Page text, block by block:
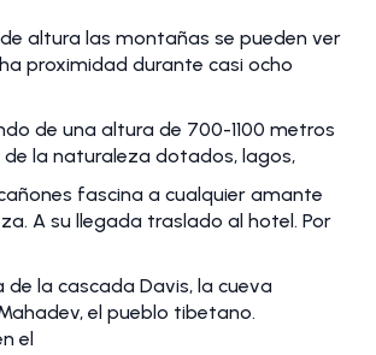
altura las montañas se pueden ver
proximidad durante casi ocho
de una altura de 700-1100 metros
de la naturaleza dotados, lagos,
fascina a cualquier amante
A su llegada traslado al hotel. Por
la cascada Davis, la cueva
el pueblo tibetano.
el